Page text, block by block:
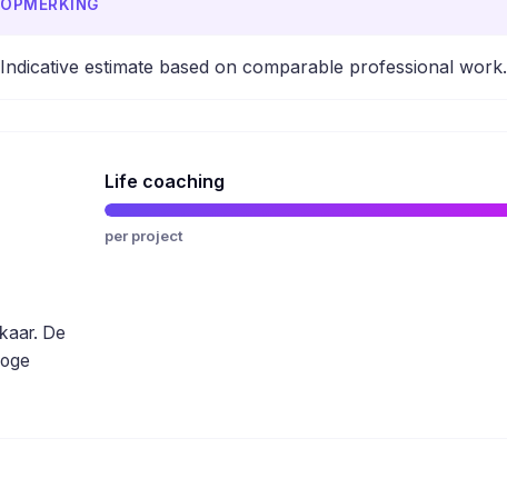
OPMERKING
Indicative estimate based on comparable professional work.
De
Life coaching
per project